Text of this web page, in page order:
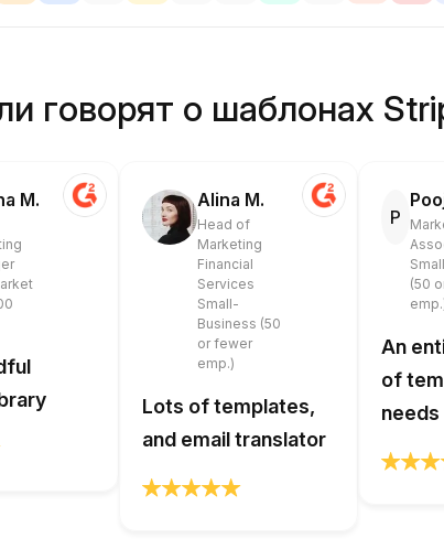
говорят о шаблонах
M. Alina M.
Head of
Marketing
Financial
Services
Small-
Business (50
or fewer
emp.)
Lots of templates,
and email translator
P
(50
An
of
needs